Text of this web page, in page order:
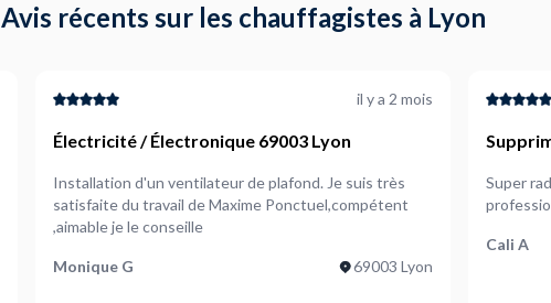
Avis récents sur les chauffagistes à Lyon
il y a 2 mois
Électricité / Électronique 69003 Lyon
Installation d'un ventilateur de plafond. Je suis très
satisfaite du travail de Maxime Ponctuel,compétent
,aimable je le conseille
Monique G 69003 Lyon
Super
Cali A